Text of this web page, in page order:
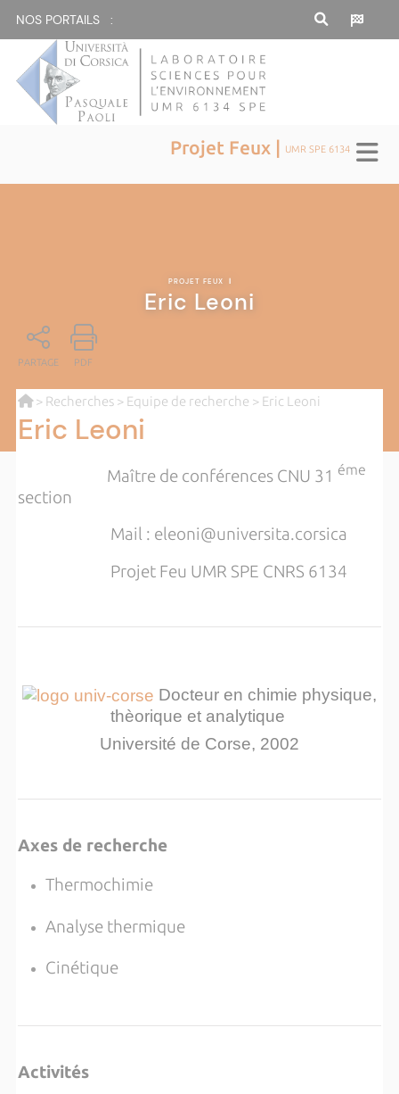
NOS PORTAILS :
Projet Feux | UMR SPE 6134
PROJET FEUX |
Eric Leoni
PARTAGE PDF
> Recherches> Equipe de recherche > Eric Leoni
Eric Leoni
Maître de conférences CNU 31 éme
section
Mail : eleoni@universita.corsica
Projet Feu UMR SPE CNRS 6134
Docteur en chimie physique,
thèorique et analytique
Université de Corse, 2002
Axes de recherche
Thermochimie
Analyse thermique
Cinétique
Activités